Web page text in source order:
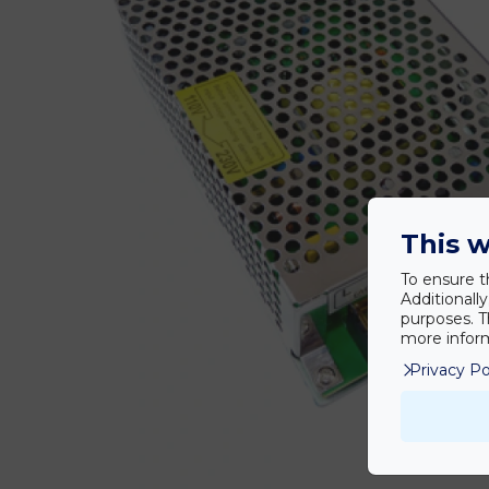
This
To ensure
purposes.
more
Privacy